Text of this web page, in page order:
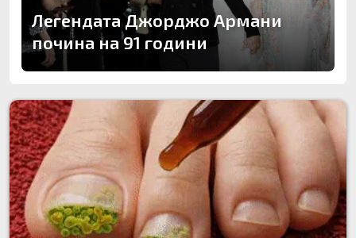
Легендата Джорджо Армани
почина на 91 години